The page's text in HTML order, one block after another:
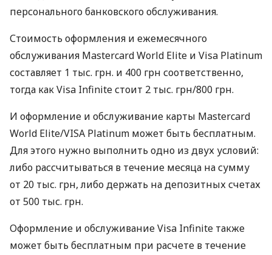
персонального банковского обслуживания.
Стоимость оформления и ежемесячного
обслуживания Mastercard World Elite и Visa Platinum
составляет 1 тыс. грн. и 400 грн соответственно,
тогда как Visa Infinite стоит 2 тыс. грн/800 грн.
И оформление и обслуживание карты Mastercard
World Elite/VISA Platinum может быть бесплатным.
Для этого нужно выполнить одно из двух условий:
либо рассчитываться в течение месяца на сумму
от 20 тыс. грн, либо держать на депозитных счетах
от 500 тыс. грн.
Оформление и обслуживание Visa Infinite также
может быть бесплатным при расчете в течение